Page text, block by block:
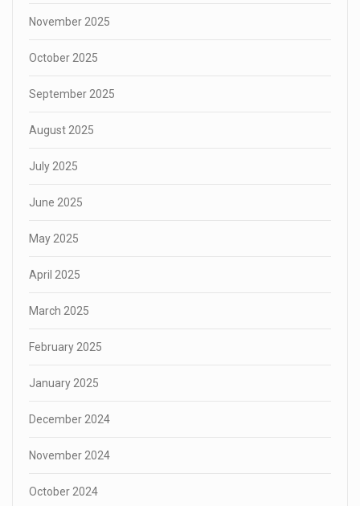
November 2025
October 2025
September 2025
August 2025
July 2025
June 2025
May 2025
April 2025
March 2025
February 2025
January 2025
December 2024
November 2024
October 2024